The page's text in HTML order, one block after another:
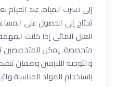
إلى تسرب المياه. عند القيام
تحتاج إلى الحصول على
العزل المائي إذا كانت
متخصصة. يمكن للمتخصصين
والتوجيه اللازمين وضمان
باستخدام المواد المناسبة